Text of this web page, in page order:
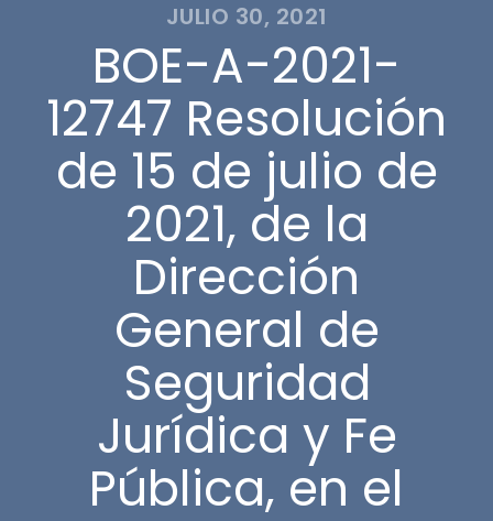
JULIO 30, 2021
BOE-A-2021-
12747 Resolución
de 15 de julio de
2021, de la
Dirección
General de
Seguridad
Jurídica y Fe
Pública, en el